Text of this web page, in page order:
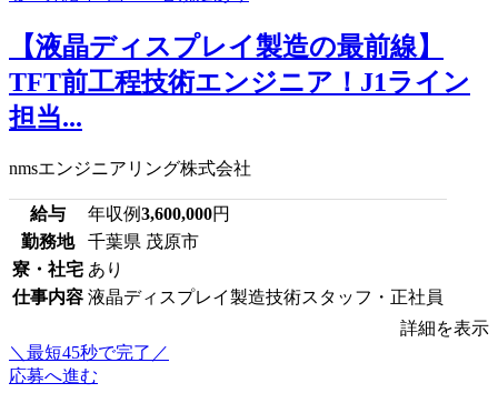
【液晶ディスプレイ製造の最前線】
TFT前工程技術エンジニア！J1ライン
担当...
nmsエンジニアリング株式会社
給与 年収例3,600,000円
勤務地
千葉県 茂原市
寮・社宅 あり
仕事内容 液晶ディスプレイ製造技術スタッフ・正社員
詳細を表示
＼最短45秒で完了／
応募へ進む